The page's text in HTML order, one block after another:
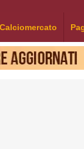
Calciomercato